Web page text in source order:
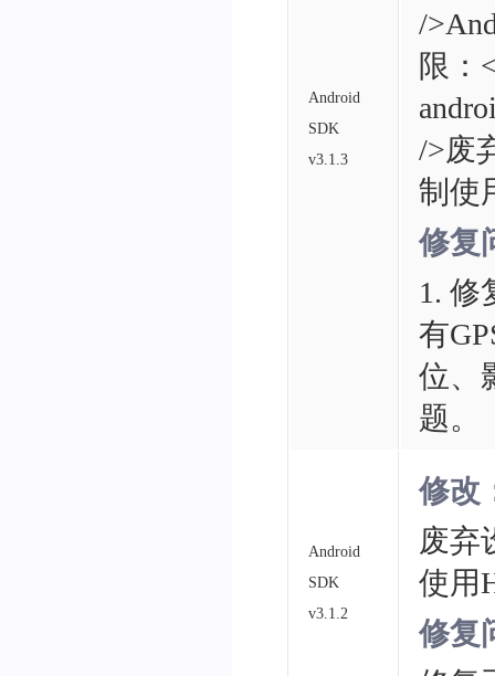
Android
SDK
v3.1.3
/>
限：
/>废
制使
修复
1. 修
有
位、
题。
Android
SDK
v3.1.2
修改
废弃
使用
修复